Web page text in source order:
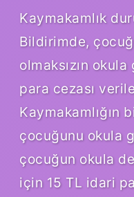
Kaymakamlık
Bildirimde,
olmaksızın
para cezası
Kaymakamlığın
çocuğunu okula
çocuğun okula
için 15 TL idari